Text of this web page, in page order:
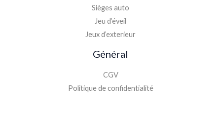
Sièges auto
Jeu d’éveil
Jeux d’exterieur
Général
CGV
Politique de confidentialité